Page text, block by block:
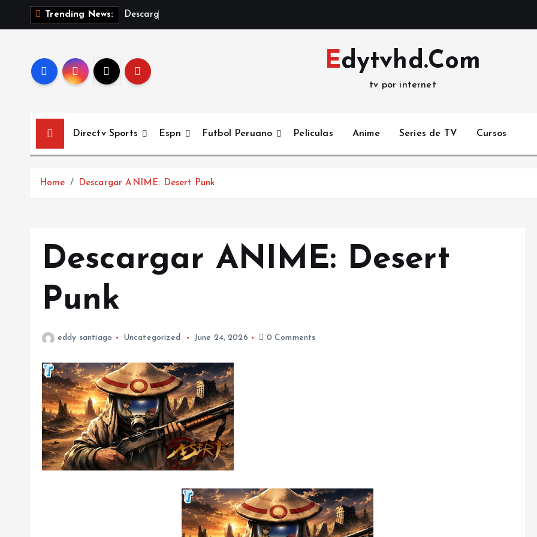
Trending News: Desca rg
Edytvhd.Com
tv por internet
Directv Sports Espn Futbol Peruano Peliculas Anime Series de TV Cursos
Home Descargar ANIME: Desert Punk
Descargar ANIME: Desert
Punk
eddy santiago Uncategorized June 24, 2026 0 Comments